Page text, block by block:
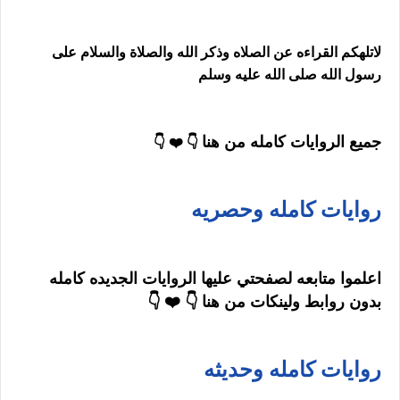
لاتلهكم القراءه عن الصلاه وذكر الله والصلاة والسلام على
رسول الله صلى الله عليه وسلم
جميع الروايات كامله من هنا 👇 ❤️ 👇
روايات كامله وحصريه
اعلموا متابعه لصفحتي عليها الروايات الجديده كامله
بدون روابط ولينكات من هنا 👇 ❤️ 👇
روايات كامله وحديثه